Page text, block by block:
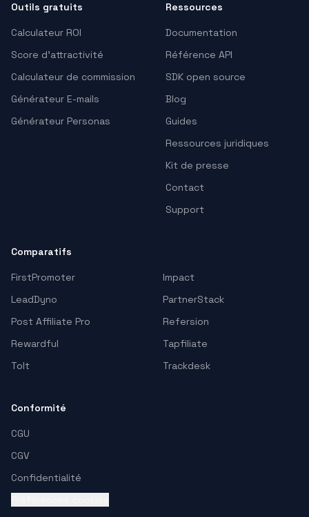
Outils gratuits
Calculateur ROI
Score d'attractivité
Calculateur de commission
Générateur E-mails
Générateur Personas
Ressources
Documentation
Référence API
SDK open source
Blog
Guides
Ressources juridiques
Kit de presse
Contact
Support
Comparatifs
FirstPromoter
Impact
LeadDyno
PartnerStack
Post Affiliate Pro
Refersion
Rewardful
Tapfiliate
Tolt
Trackdesk
Conformité
CGU
CGV
Confidentialité